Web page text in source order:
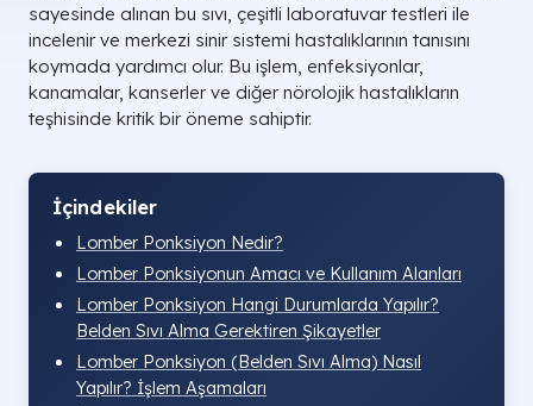
sayesinde alınan bu sıvı, çeşitli laboratuvar testleri ile
incelenir ve merkezi sinir sistemi hastalıklarının tanısını
koymada yardımcı olur. Bu işlem, enfeksiyonlar,
kanamalar, kanserler ve diğer nörolojik hastalıkların
teşhisinde kritik bir öneme sahiptir.
İçindekiler
Lomber Ponksiyon Nedir?
Lomber Ponksiyonun Amacı ve Kullanım Alanları
Lomber Ponksiyon Hangi Durumlarda Yapılır?
Belden Sıvı Alma Gerektiren Şikayetler
Lomber Ponksiyon (Belden Sıvı Alma) Nasıl
Yapılır? İşlem Aşamaları